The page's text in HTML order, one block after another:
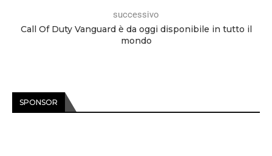
successivo
Call Of Duty Vanguard è da oggi disponibile in tutto il
mondo
SPONSOR